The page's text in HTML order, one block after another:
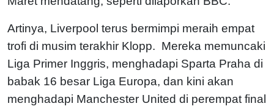
Artinya, Liverpool terus bermimpi meraih empat
trofi di musim terakhir Klopp. Mereka memuncaki
Liga Primer Inggris, menghadapi Sparta Praha di
babak 16 besar Liga Europa, dan kini akan
menghadapi Manchester United di perempat final